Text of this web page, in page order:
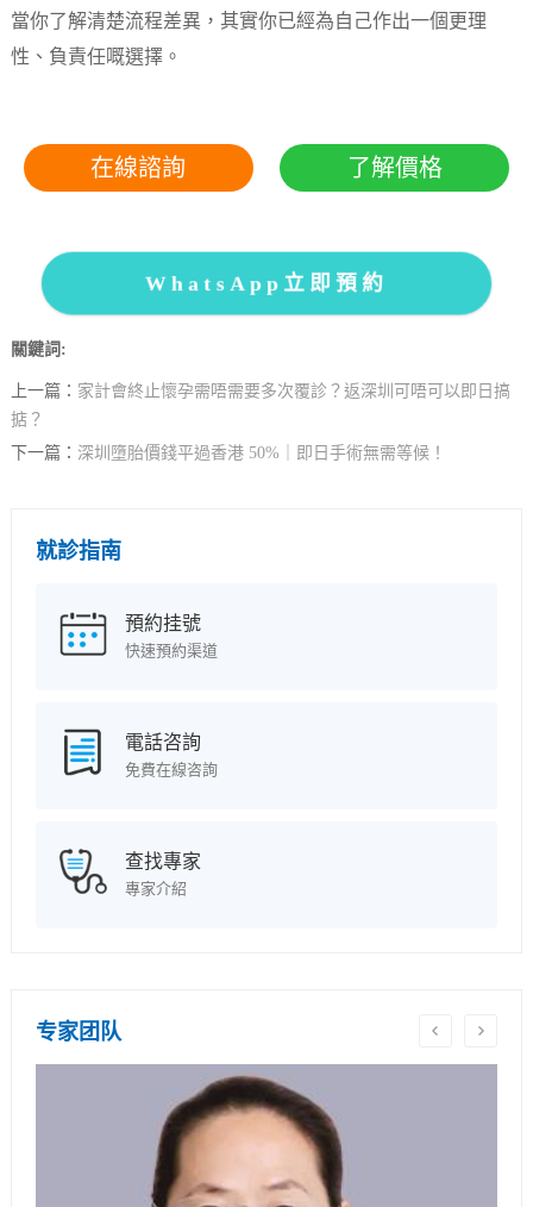
當你了解清楚流程差異，其實你已經為自己作出一個更理
性、負責任嘅選擇。
在線諮詢 了解價格
WhatsApp立即預約
關鍵詞:
上一篇： 家計會終止懷孕需唔需要多次覆診？返深圳可唔可以即日搞
掂？
下一篇： 深圳墮胎價錢平過香港 50%｜即日手術無需等候！
就診指南
預約挂號
快速預約渠道
電話咨詢
免費在線咨詢
查找專家
專家介紹
专家团队